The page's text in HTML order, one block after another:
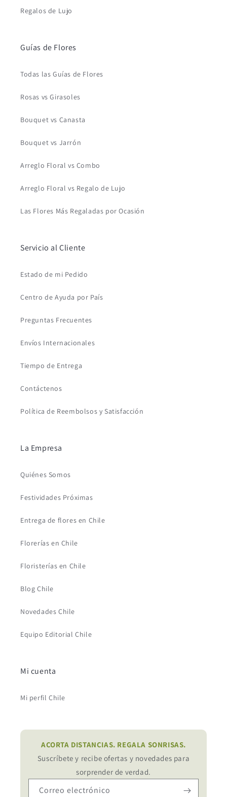
Regalos de Lujo
Guías de Flores
Todas las Guías de Flores
Rosas vs Girasoles
Bouquet vs Canasta
Bouquet vs Jarrón
Arreglo Floral vs Combo
Arreglo Floral vs Regalo de Lujo
Las Flores Más Regaladas por Ocasión
Servicio al Cliente
Estado de mi Pedido
Centro de Ayuda por País
Preguntas Frecuentes
Envíos Internacionales
Tiempo de Entrega
Contáctenos
Política de Reembolsos y Satisfacción
La Empresa
Quiénes Somos
Festividades Próximas
Entrega de flores en Chile
Florerías en Chile
Floristerías en Chile
Blog Chile
Novedades Chile
Equipo Editorial Chile
Mi cuenta
Mi perfil Chile
ACORTA DISTANCIAS. REGALA SONRISAS.
Suscríbete y recibe ofertas y novedades para
sorprender de verdad.
Correo electrónico